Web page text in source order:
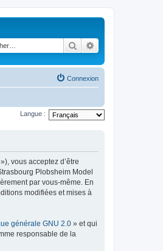
Rechercher
Connexion
Langue :
vous acceptez d’être
Plobsheim Model
par vous-même. En
modifiées et mises à
générale GNU 2.0 » et qui
responsable de la